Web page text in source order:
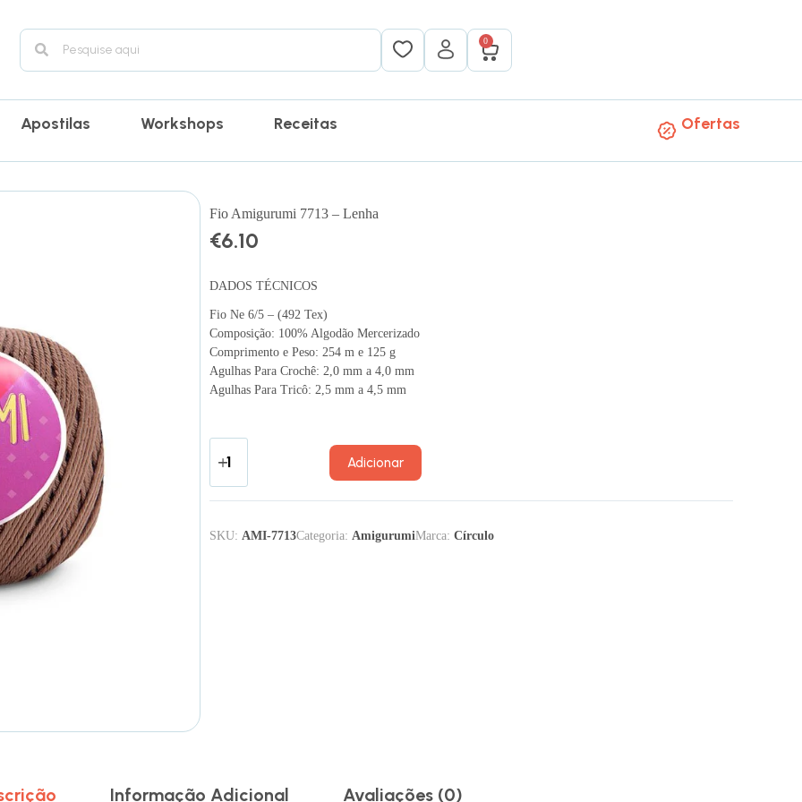
0
Apostilas Workshops Receitas Ofertas
Fio Amigurumi 7713 – Lenha
€6.10
DADOS TÉCNICOS
Fio Ne 6/5 – (492 Tex)
Composição: 100% Algodão Mercerizado
Comprimento e Peso: 254 m e 125 g
Agulhas Para Crochê: 2,0 mm a 4,0 mm
Agulhas Para Tricô: 2,5 mm a 4,5 mm
Adicionar
SKU: AMI-7713Categoria: AmigurumiMarca: Círculo
Informação Adicional Avaliações (0)